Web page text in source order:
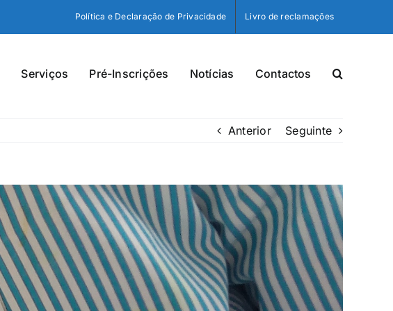
Política e Declaração de Privacidade Livro de reclamações
Serviços Pré-Inscrições Notícias Contactos
Anterior Seguinte